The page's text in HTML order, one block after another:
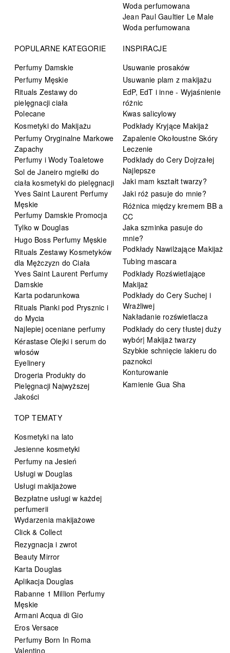
Woda perfumowana
Jean Paul Gaultier Le Male
Woda perfumowana
POPULARNE KATEGORIE
Perfumy Damskie
Perfumy Męskie
Rituals Zestawy do
pielęgnacji ciała
Polecane
Kosmetyki do Makijażu
Perfumy Oryginalne Markowe
Zapachy
Perfumy i Wody Toaletowe
Sol de Janeiro mgiełki do
ciała kosmetyki do pielęgnacji
Yves Saint Laurent Perfumy
Męskie
Perfumy Damskie Promocja
Tylko w Douglas
Hugo Boss Perfumy Męskie
Rituals Zestawy Kosmetyków
dla Mężczyzn do Ciała
Yves Saint Laurent Perfumy
Damskie
Karta podarunkowa
Rituals Pianki pod Prysznic i
do Mycia
Najlepiej oceniane perfumy
Kérastase Olejki i serum do
włosów
Eyelinery
Drogeria Produkty do
Pielęgnacji Najwyższej
Jakości
INSPIRACJE
Usuwanie prosaków
Usuwanie plam z makijażu
EdP, EdT i inne - Wyjaśnienie
różnic
Kwas salicylowy
Podkłady Kryjące Makijaż
Zapalenie Okołoustne Skóry
Leczenie
Podkłady do Cery Dojrzałej
Najlepsze
Jaki mam kształt twarzy?
Jaki róż pasuje do mnie?
Różnica między kremem BB a
CC
Jaka szminka pasuje do
mnie?
Podkłady Nawilżające Makijaż
Tubing mascara
Podkłady Rozświetlające
Makijaż
Podkłady do Cery Suchej i
Wrażliwej
Nakładanie rozświetlacza
Podkłady do cery tłustej duży
wybór| Makijaż twarzy
Szybkie schnięcie lakieru do
paznokci
Konturowanie
Kamienie Gua Sha
TOP TEMATY
Kosmetyki na lato
Jesienne kosmetyki
Perfumy na Jesień
Usługi w Douglas
Usługi makijażowe
Bezpłatne usługi w każdej
perfumerii
Wydarzenia makijażowe
Click & Collect
Rezygnacja i zwrot
Beauty Mirror
Karta Douglas
Aplikacja Douglas
Rabanne 1 Million Perfumy
Męskie
Armani Acqua di Gio
Eros Versace
Perfumy Born In Roma
Valentino